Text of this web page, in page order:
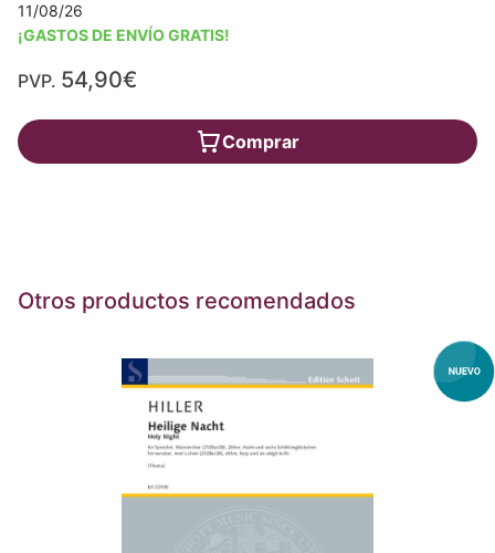
11/08/26
¡GASTOS DE ENVÍO GRATIS!
PVP. 54,90€
Comprar
Otros productos recomendados